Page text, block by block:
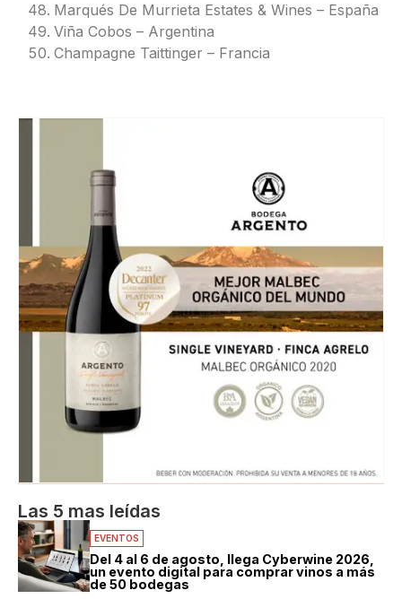
Marqués De Murrieta Estates & Wines – España
Viña Cobos – Argentina
Champagne Taittinger – Francia
Las 5 mas leídas
EVENTOS
Del 4 al 6 de agosto, llega Cyberwine 2026,
un evento digital para comprar vinos a más
de 50 bodegas